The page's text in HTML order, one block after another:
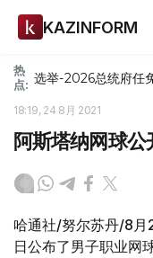
KAZINFORM
热
点: 选举-2026总统府任
18:19, 24 8月 2021
阿斯塔纳网球
哈通社/努尔苏丹/8
日公布了男子职业网